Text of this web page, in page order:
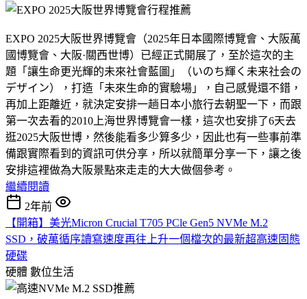
EXPO 2025大阪世界博覽會（2025年日本國際博覽會、大阪萬
國博覽會、大阪·關西世博）已經正式開展了，至於這次的主
題「讓生命更光輝的未來社會藍圖」（いのち輝く未来社会の
デザイン），打造「未來生命的實驗場」，自己感覺還不錯，
再加上距離近，就決定安排一趟日本小旅行去朝聖一下，而跟
第一次去看的2010上海世界博覽會一樣，這次也安排了6天去
逛2025大阪世博，然後能看多少算多少，因此也有一些事前準
備跟實際看到的資訊可供分享，所以就簡單分享一下，讓之後
安排這裡做為大阪景點來走走的大大做個參考。
繼續閱讀
2年前
【開箱】美光Micron Crucial T705 PCle Gen5 NVMe M.2
SSD，破萬循序讀寫速度再往上升一個檔次的最新超高速固態
硬碟
硬體 數位生活